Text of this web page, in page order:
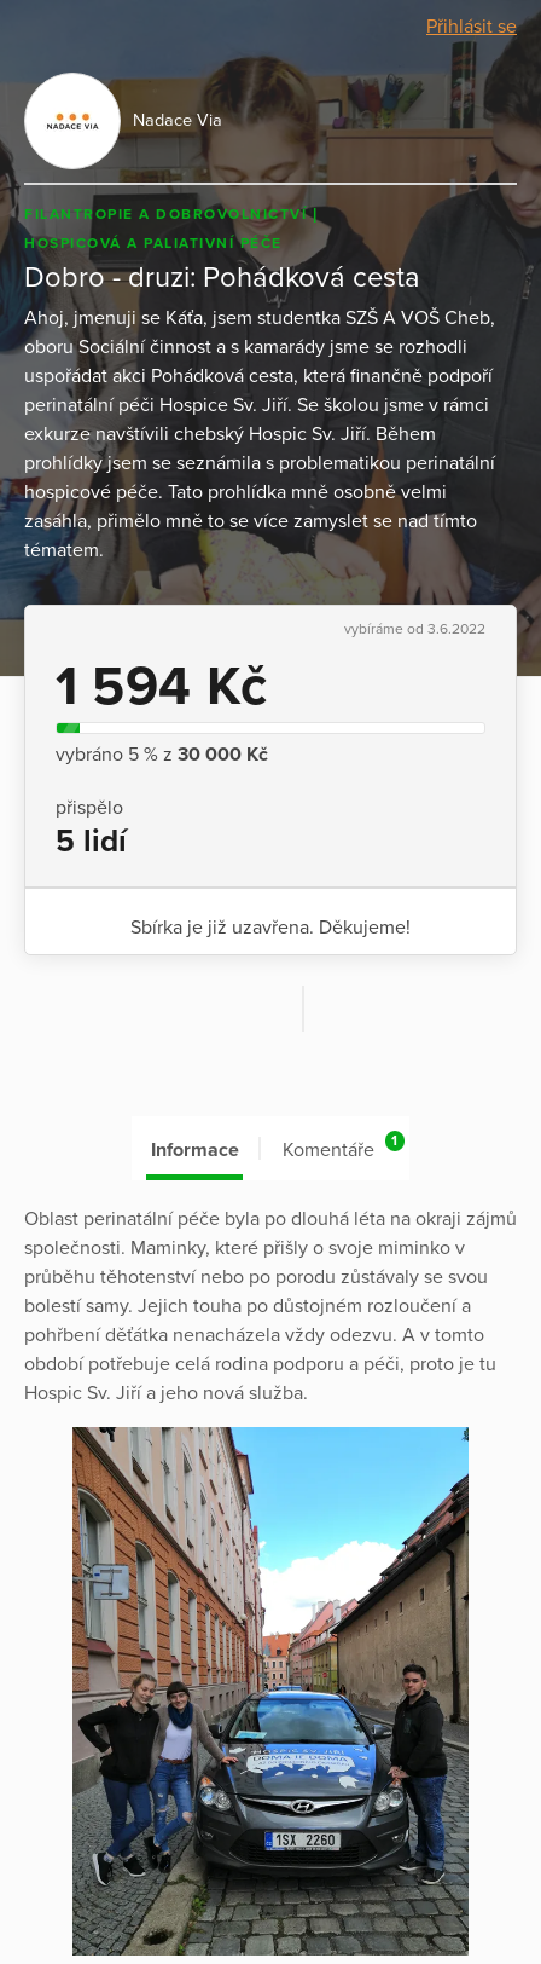
Přihlásit se
Nadace Via
FILANTROPIE A DOBROVOLNICTVÍ
HOSPICOVÁ A PALIATIVNÍ PÉČE
Dobro - druzi: Pohádková cesta
Ahoj, jmenuji se Káťa, jsem studentka SZŠ A VOŠ Cheb,
oboru Sociální činnost a s kamarády jsme se rozhodli
uspořádat akci Pohádková cesta, která finančně podpoří
perinatální péči Hospice Sv. Jiří. Se školou jsme v rámci
exkurze navštívili chebský Hospic Sv. Jiří. Během
prohlídky jsem se seznámila s problematikou perinatální
hospicové péče. Tato prohlídka mně osobně velmi
zasáhla, přimělo mně to se více zamyslet se nad tímto
tématem.
vybíráme od 3.6.2022
1 594 Kč
vybráno 5 % z 30 000 Kč
přispělo
5 lidí
Sbírka je již uzavřena. Děkujeme!
Informace Komentáře 1
Oblast perinatální péče byla po dlouhá léta na okraji zájmů
společnosti. Maminky, které přišly o svoje miminko v
průběhu těhotenství nebo po porodu zůstávaly se svou
bolestí samy. Jejich touha po důstojném rozloučení a
pohřbení děťátka nenacházela vždy odezvu. A v tomto
období potřebuje celá rodina podporu a péči, proto je tu
Hospic Sv. Jiří a jeho nová služba.